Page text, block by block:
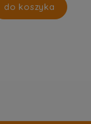
do koszyka